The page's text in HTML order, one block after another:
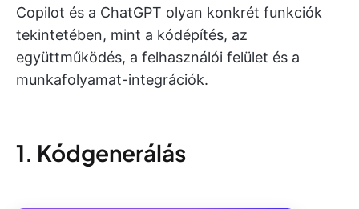
Copilot és a ChatGPT olyan konkrét funkciók
tekintetében, mint a kódépítés, az
együttműködés, a felhasználói felület és a
munkafolyamat-integrációk.
1. Kódgenerálás